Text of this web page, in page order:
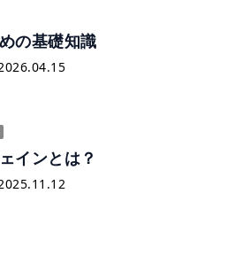
の基礎知識
インとは？